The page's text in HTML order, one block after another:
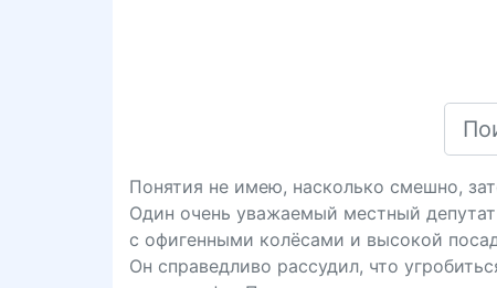
Понятия не имею, насколько смешно,
Один очень уважаемый местный
с офигенными колёсами и высокой
Он справедливо рассудил, что